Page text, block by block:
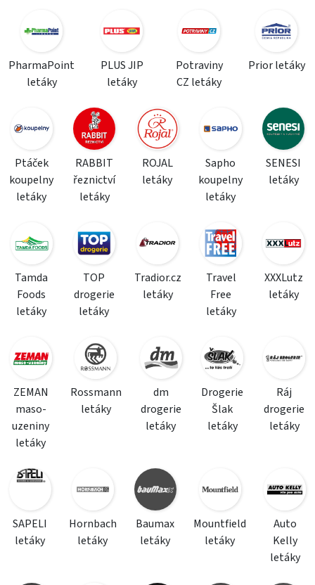
PharmaPoint
letáky
PLUS JIP
letáky
Potraviny
CZ letáky
Prior letáky
Ptáček
koupelny
letáky
RABBIT
řeznictví
letáky
ROJAL
letáky
Sapho
koupelny
letáky
SENESI
letáky
Tamda
Foods
letáky
TOP
drogerie
letáky
Tradior.cz
letáky
Travel
Free
letáky
XXXLutz
letáky
ZEMAN
maso-
uzeniny
letáky
Rossmann
letáky
dm
drogerie
letáky
Drogerie
Šlak
letáky
Ráj
drogerie
letáky
SAPELI
letáky
Hornbach
letáky
Baumax
letáky
Mountfield
letáky
Auto
Kelly
letáky